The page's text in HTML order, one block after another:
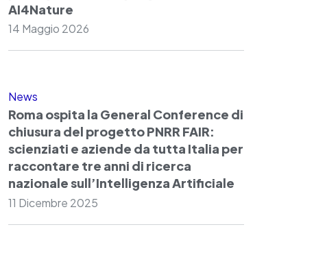
AI4Nature
14 Maggio 2026
News
Roma ospita la General Conference di
chiusura del progetto PNRR FAIR:
scienziati e aziende da tutta Italia per
raccontare tre anni di ricerca
nazionale sull’Intelligenza Artificiale
11 Dicembre 2025